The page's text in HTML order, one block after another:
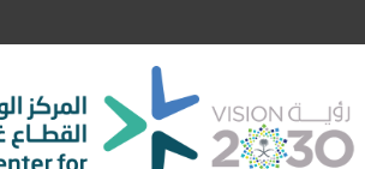
المالية مشاريعنا